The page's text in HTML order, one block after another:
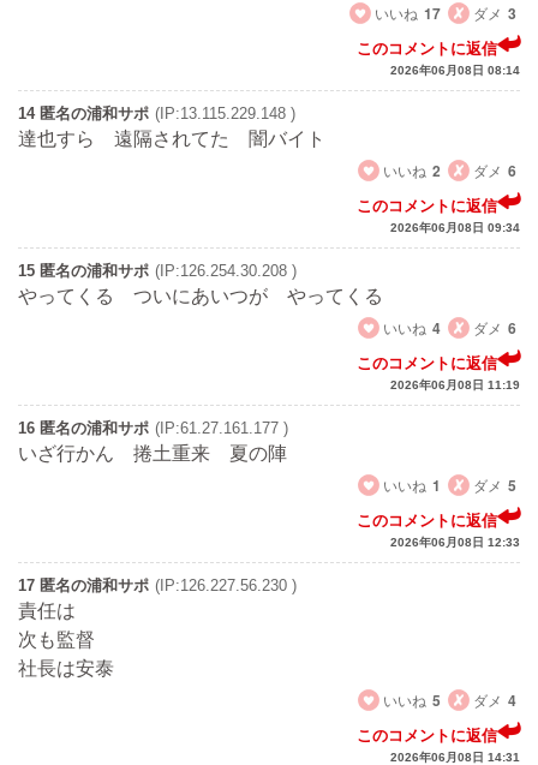
いいね 17 ダメ 3
このコメントに返信
2026年06月08日 08:14
14 匿名の浦和サポ (IP:13.115.229.148 )
達也すら 遠隔されてた 闇バイト
いいね 2 ダメ 6
このコメントに返信
2026年06月08日 09:34
15 匿名の浦和サポ (IP:126.254.30.208 )
やってくる ついにあいつが やってくる
いいね 4 ダメ 6
このコメントに返信
2026年06月08日 11:19
16 匿名の浦和サポ (IP:61.27.161.177 )
いざ行かん 捲土重来 夏の陣
いいね 1 ダメ 5
このコメントに返信
2026年06月08日 12:33
17 匿名の浦和サポ (IP:126.227.56.230 )
責任は
次も監督
社長は安泰
いいね 5 ダメ 4
このコメントに返信
2026年06月08日 14:31